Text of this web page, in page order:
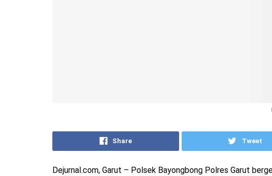
Share Tweet
Dejurnal.com, Garut – Polsek Bayongbong Polres Garut